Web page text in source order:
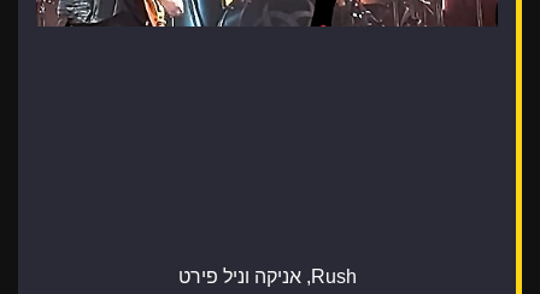
Rush, אניקה וניל פירט